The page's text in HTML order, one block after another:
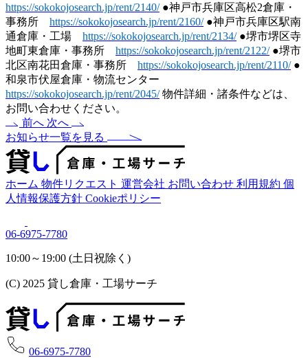
https://sokokojosearch.jp/rent/2140/●神戸市兵庫区高松2倉庫・
事務所 https://sokokojosearch.jp/rent/2160/●神戸市兵庫区駅南
通倉庫・工場 https://sokokojosearch.jp/rent/2134/●堺市堺区寺
地町東倉庫・事務所 https://sokokojosearch.jp/rent/2122/●堺市
北区南花田倉庫・事務所 https://sokokojosearch.jp/rent/2110/●
和泉市伏屋倉庫・物流センター
https://sokokojosearch.jp/rent/2045/物件詳細・諸条件などは、
お問い合わせください。
前へ 次へ
お知らせ一覧を見る
ホーム 物件リクエスト 運営会社 お問い合わせ 利用規約 個
人情報保護方針 Cookieポリシー
06-6975-7780
10:00～19:00 (土日祝除く)
(C) 2025 貸し倉庫・工場サーチ
06-6975-7780